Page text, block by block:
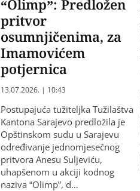
“Olimp”: Predložen
pritvor
osumnjičenima, za
Imamovićem
potjernica
13.07.2026. | 10:43
Postupajuća tužiteljka Tužilaštva
Kantona Sarajevo predložila je
Opštinskom sudu u Sarajevu
određivanje jednomjesečnog
pritvora Anesu Suljeviću,
uhapšenom u akciji kodnog
naziva “Olimp”, d…